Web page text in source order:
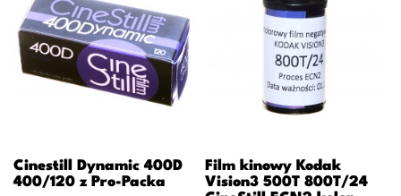
Cinestill Dynamic 400D
400/120 z Pro-Packa
Film kinowy Kodak
Vision3 500T 800T/24